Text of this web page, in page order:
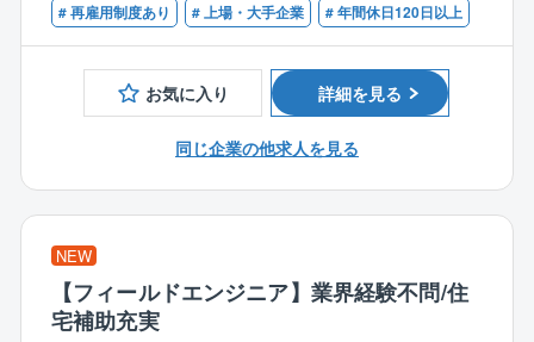
【魅力ポイント】
■大阪公益水道事業団からの案件をご担当頂くため、転
勤、出張はございません。
■働き方：残業30時間程度/月。
休日6日～8日/月（繁忙期、閑散期により変動の可能
性はございます。）
※試用期間中の職務内容：本採用時と同様の予定
【クボタ建設】
クボタグループに属する、水関連のインフラ整備に強
い会社です。
グループの安定したバックボーンと高い技術のもと、
■水道管路関係の施工管理経験がある方
# 再雇用制度あり
# 上場・大手企業 # 年間休日120日以上
お気に入り 詳細を見る
同じ企業の他求人を見る
NEW
【フィールドエンジニア】業界経験不問/住
宅補助充実